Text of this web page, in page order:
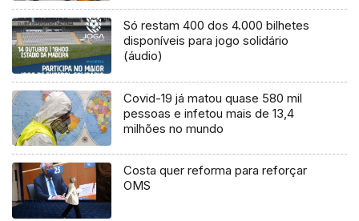
Só restam 400 dos 4.000 bilhetes
disponíveis para jogo solidário
(áudio)
Covid-19 já matou quase 580 mil
pessoas e infetou mais de 13,4
milhões no mundo
Costa quer reforma para reforçar
OMS